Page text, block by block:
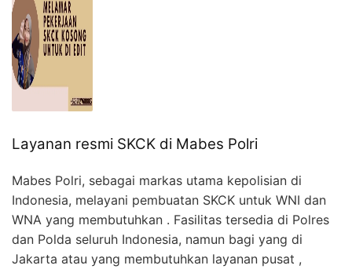
Layanan resmi SKCK di Mabes Polri
Mabes Polri, sebagai markas utama kepolisian di
Indonesia, melayani pembuatan SKCK untuk WNI dan
WNA yang membutuhkan . Fasilitas tersedia di Polres
dan Polda seluruh Indonesia, namun bagi yang di
Jakarta atau yang membutuhkan layanan pusat ,